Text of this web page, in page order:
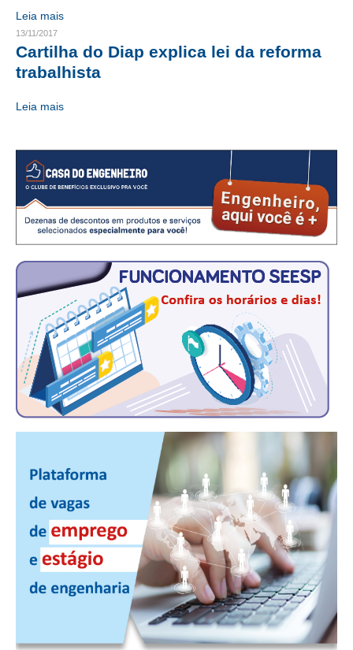
HISTÓRICO E ATUAÇÃO
COMPOSIÇÃO
CONSELHOS ASSESSORES
NÚCLEO DA MULHER ENGENHEIRA
TRANSPARÊNCIA
JURÍDICO
CONSULTORIA
ACORDOS, CONVENÇÕES E DISSÍDIOS
CONTRIBUIÇÕES
CONTRIBUIÇÃO ASSISTENCIAL
CONTRIBUIÇÃO ASSOCIATIVA OU ANUIDADE DE SÓCIO
CONTRIBUIÇÃO SINDICAL URBANA
REVISÃO DE APOSENTADORIA
FGTS CORREÇÃO
LEGISLAÇÃO
LEI 4.950-A/1966 – PISO SALARIAL
LEI 5.194/1966 – REGULAMENTAÇÃO DA PROFISSÃO
LEI 6.496/1977 – ART
Leia mais
13/11/2017
Cartilha do Diap explica lei da reforma
trabalhista
Leia mais